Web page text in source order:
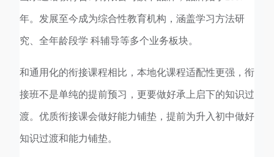
年。发展至今成为综合性教育机构，涵盖学习方法研
究、全年龄段学 科辅导等多个业务板块。
和通用化的衔接课程相比，本地化课程适配性更强，衔
接班不是单纯的提前预习，更要做好承上启下的知识过
渡。优质衔接课会做好能力铺垫，提前为升入初中做好
知识过渡和能力铺垫。